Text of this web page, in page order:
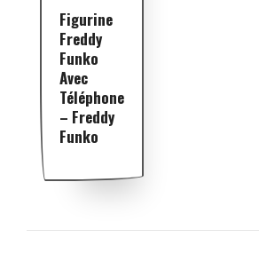
Figurine
Freddy
Funko
Avec
Téléphone
– Freddy
Funko